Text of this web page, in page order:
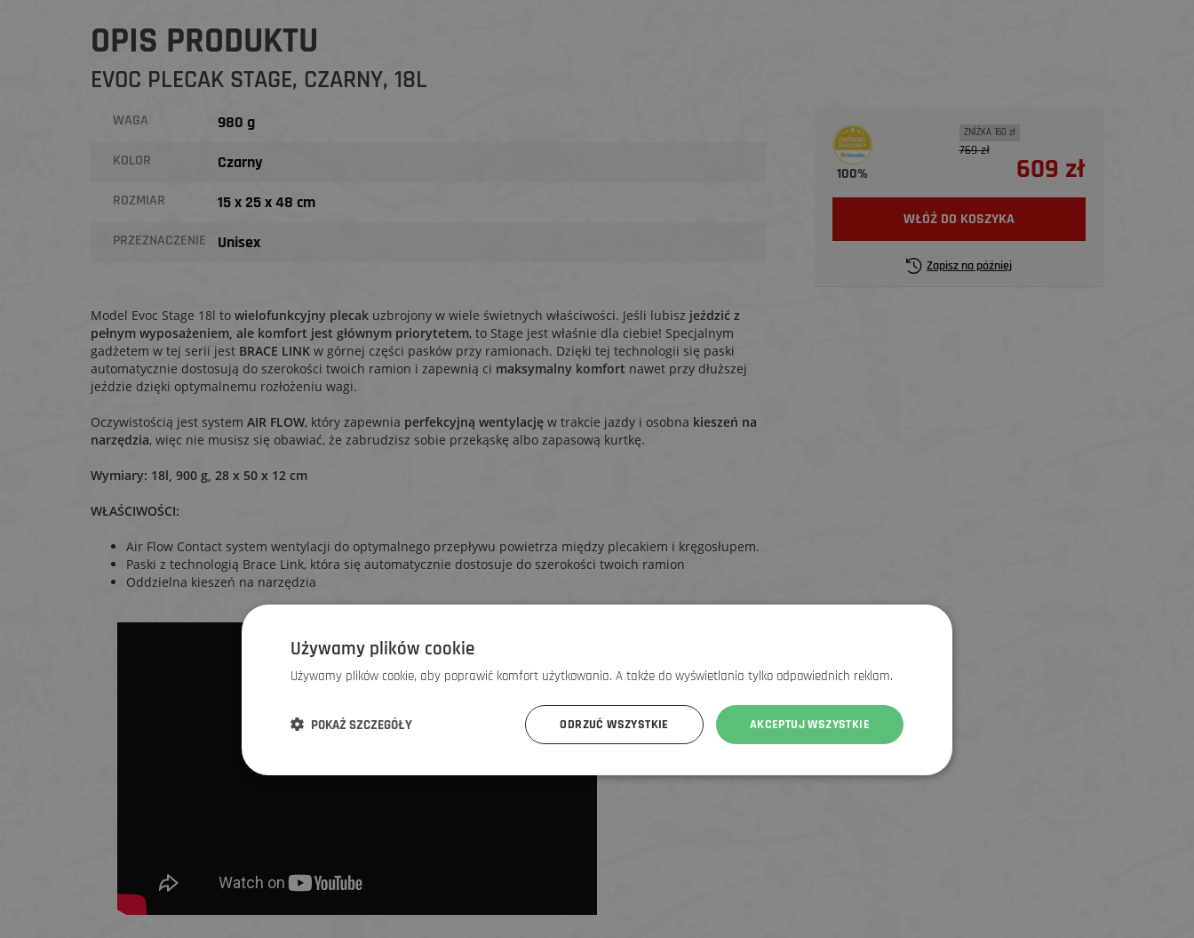
OPIS PRODUKTU
EVOC PLECAK STAGE, CZARNY, 18L
WAGA 980 g
KOLOR Czarny
ROZMIAR 15 x 25 x 48 cm
PRZEZNACZENIE Unisex
Model Evoc Stage 18l to wielofunkcyjny plecak uzbrojony w wiele świetnych właściwości. Jeśli lubisz jeździć z
pełnym wyposażeniem, ale komfort jest głównym priorytetem, to Stage jest właśnie dla ciebie! Specjalnym
gadżetem w tej serii jest BRACE LINK w górnej części pasków przy ramionach. Dzięki tej technologii się paski
automatycznie dostosują do szerokości twoich ramion i zapewnią ci maksymalny komfort nawet przy dłuższej
jeździe dzięki optymalnemu rozłożeniu wagi.
Oczywistością jest system AIR FLOW, który zapewnia perfekcyjną wentylację w trakcie jazdy i osobna kieszeń na
narzędzia, więc nie musisz się obawiać, że zabrudzisz sobie przekąskę albo zapasową kurtkę.
Wymiary: 18l, 900 g, 28 x 50 x 12 cm
WŁAŚCIWOŚCI:
Air Flow Contact system wentylacji do optymalnego przepływu powietrza między plecakiem i kręgosłupem.
Paski z technologią Brace Link, która się automatycznie dostosuje do szerokości twoich ramion
Oddzielna kieszeń na narzędzia
100%
ZNİŻKA 160 zł
769 zł
609 zł
WŁÓŻ DO KOSZYKA
Zapisz na później
Używamy plików cookie
Używamy plików cookie, aby poprawić komfort użytkowania. A także do wyświetlania tylko odpowiednich reklam.
AKCEPTUJ WSZYSTKIE
ODRZUĆ WSZYSTKIE
POKAŻ SZCZEGÓŁY